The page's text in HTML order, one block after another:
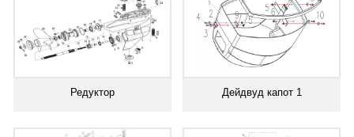
Редуктор Дейдвуд капот 1